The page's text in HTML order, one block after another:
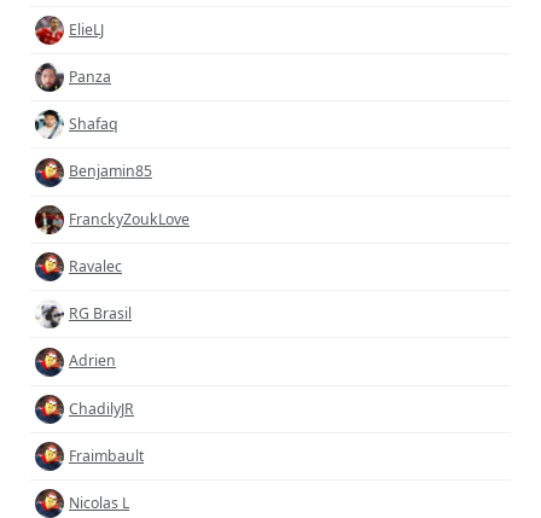
ElieLJ
Panza
Shafaq
Benjamin85
FranckyZoukLove
Ravalec
RG Brasil
Adrien
ChadilyJR
Fraimbault
Nicolas L